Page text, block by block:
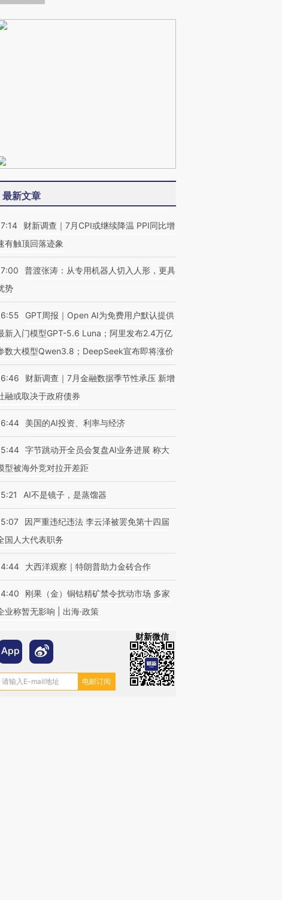
跨国走私7万
最新文章
财新调查｜7月CPI或继续降温 PPI同比增
有触顶回落迹象
普渡张涛：从专用机器人切入人形，更具
势
GPT周报｜Open AI为免费用户默认提供
新入门模型GPT-5.6 Luna；阿里发布2.4万亿
数大模型Qwen3.8；DeepSeek宣布即将涨价
财新调查｜7月金融数据季节性承压 新增
融或取决于政府债券
美国的AI投资、利率与经济
字节跳动开全员会复盘AI业务进展 称大
型被海外竞对拉开差距
AI不是镜子，是蒸馏器
因严重违纪违法 李云泽被罢免第十四届
国人大代表职务
大西洋观察｜特朗普助力金砖合作
刚果（金）铜钴精矿禁令扰动市场 多家
业称暂无影响 | 出海·政策
财新微信